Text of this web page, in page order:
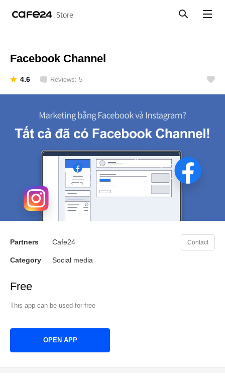
Store
Facebook Channel
4.6 Reviews: 5
Partners Cafe24 Contact
Category Social media
Free
This app can be used for free
OPEN APP